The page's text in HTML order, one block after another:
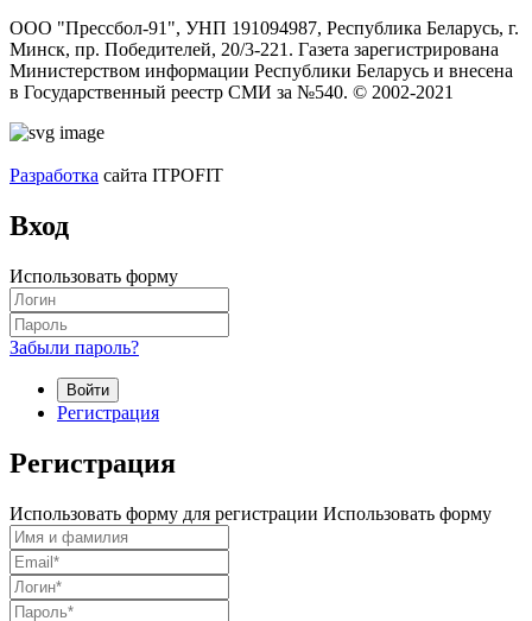
ООО "Прессбол-91", УНП 191094987, Республика Беларусь, г.
Минск, пр. Победителей, 20/3-221. Газета зарегистрирована
Министерством информации Республики Беларусь и внесена
в Государственный реестр СМИ за №540. © 2002-2021
Разработка сайта ITPOFIT
Вход
Использовать форму
Забыли пароль?
Войти
Регистрация
Регистрация
Использовать форму для регистрации Использовать форму